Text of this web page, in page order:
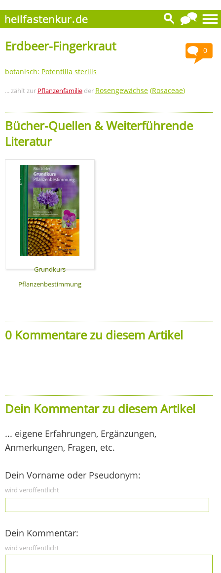
0
Erdbeer-Fingerkraut
botanisch: Potentilla sterilis
... zählt zur Pflanzenfamilie der Rosengewächse (Rosaceae)
Bücher-Quellen & Weiterführende
Literatur
Grundkurs
Pflanzenbestimmung
0 Kommentare zu diesem Artikel
Dein Kommentar zu diesem Artikel
... eigene Erfahrungen, Ergänzungen,
Anmerkungen, Fragen, etc.
Dein Vorname oder Pseudonym:
wird veröffentlicht
Dein Kommentar:
wird veröffentlicht